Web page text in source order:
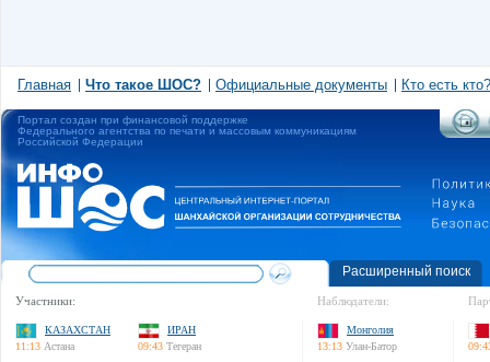
Главная Что такое ШОС? Официальные документы Кто есть кто?
Портал создан при финансовой поддержке
Федерального агентства по печати и массовым коммуникациям
Российской Федерации
Расширенный поиск
Участники:
КАЗАХСТАН
11:13 Астана
ИРАН
09:43 Тегеран
Наблюдатели:
Монголия
13:13 Улан-Батор